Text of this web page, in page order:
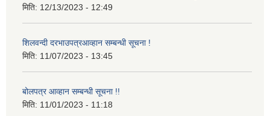
मिति: 12/13/2023 - 12:49
शिलवन्दी दरभाउपत्रआव्हान सम्बन्धी सूचना !
मिति: 11/07/2023 - 13:45
बोलपत्र आव्हान सम्बन्धी सूचना !!
मिति: 11/01/2023 - 11:18